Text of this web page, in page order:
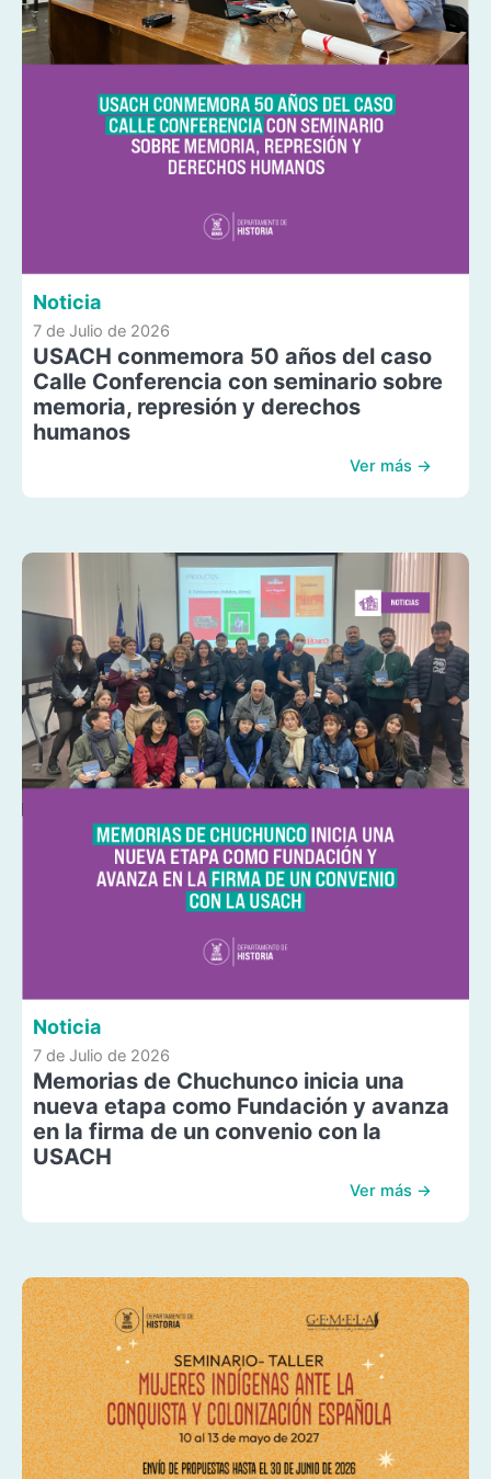
Noticia
7 de Julio de 2026
USACH conmemora 50 años del caso
Calle Conferencia con seminario sobre
memoria, represión y derechos
humanos
Ver más →
Noticia
7 de Julio de 2026
Memorias de Chuchunco inicia una
nueva etapa como Fundación y avanza
en la firma de un convenio con la
USACH
Ver más →